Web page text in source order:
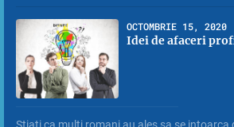
OCTOMBRIE 15, 2020
Idei de afaceri